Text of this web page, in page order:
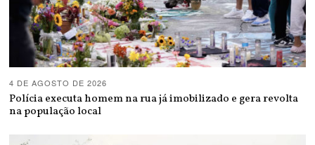
4 DE AGOSTO DE 2026
Polícia executa homem na rua já imobilizado e gera revolta
na população local